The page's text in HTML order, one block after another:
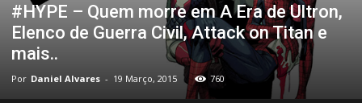
#HYPE – Quem morre em A Era de Ultron,
Elenco de Guerra Civil, Attack on Titan e
mais..
Por Daniel Alvares - 19 Março, 2015 760